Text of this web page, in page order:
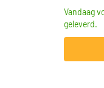
Vandaag
geleverd.